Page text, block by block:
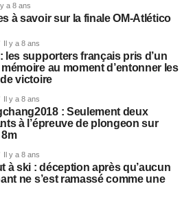
a 8 ans
à savoir sur la finale OM-Atlético
Il y a 8 ans
les supporters français pris d’un
au moment d’entonner les
victoire
Il y a 8 ans
: Seulement deux
à l’épreuve de plongeon sur
Il y a 8 ans
à ski : déception après qu’aucun
ne s’est ramassé comme une